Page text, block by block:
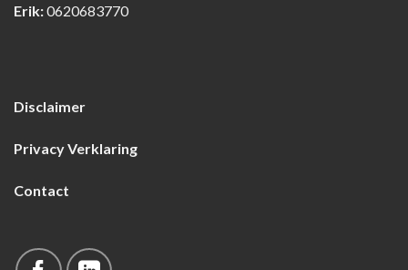
Erik:0620683770
Disclaimer
Privacy Verklaring
Contact